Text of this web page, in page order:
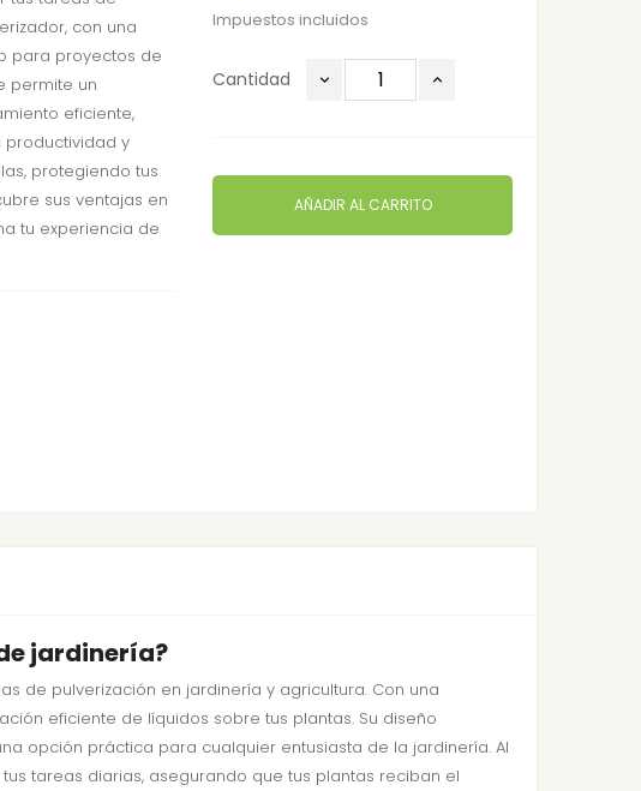
Impuestos incluidos
Cantidad
AÑADIR AL CARRITO
con una
para proyectos de
permite un
eficiente,
productividad y
protegiendo tus
sus ventajas en
tu experiencia de
jardinería?
de pulverización en jardinería y agricultura. Con una
eficiente de líquidos sobre tus plantas. Su diseño
opción práctica para cualquier entusiasta de la jardinería. Al
tareas diarias, asegurando que tus plantas reciban el